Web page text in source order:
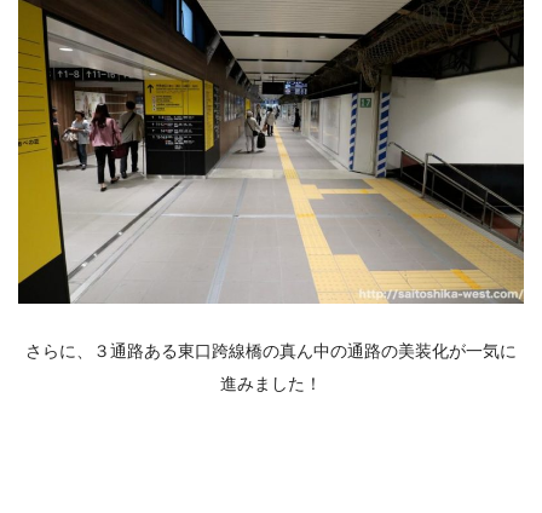
さらに、３通路ある東口跨線橋の真ん中の通路の美装化が一気に
進みました！